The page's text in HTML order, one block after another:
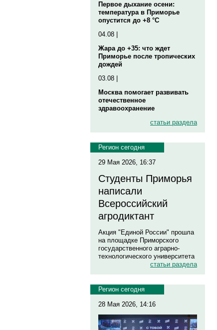
Первое дыхание осени:
температура в Приморье
опустится до +8 °C
04.08 |
Жара до +35: что ждет
Приморье после тропических
дождей
03.08 |
Москва помогает развивать
отечественное
здравоохранение
статьи раздела
Регион сегодня
29 Мая 2026, 16:37
Студенты Приморья
написали
Всероссийский
агродиктант
Акция "Единой России" прошла
на площадке Приморского
государственного аграрно-
технологического университета
статьи раздела
Регион сегодня
28 Мая 2026, 14:16